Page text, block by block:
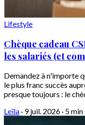
Lifestyle
Chèque cadeau
les salariés (et
Demandez à n'importe
le plus franc succès
presque toujours : le
Leïla · 9 juil. 2026 · 5 min